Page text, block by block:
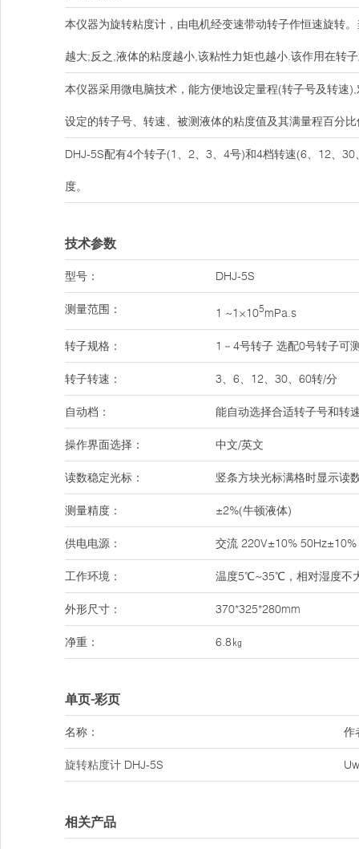
本仪器为旋转粘度计，由电机经变速带动转子作恒速旋转
越大;反之,液体的粘度越小,该粘性力矩也越小.该作用在转
本仪器采用微电脑技术，能方便地设定量程(转子号及转速
设定的转子号、转速、被测液体的粘度值及其满量程百分
DHJ-5S配有4个转子(1、2、3、4号)和4档转速(6、12、
度。
技术参数
型号： DHJ-5S
测量范围： 1 ~1×105mPa.s
转子规格： 1－4号转子 选配0号转子可
转子转速： 3、6、12、30、60转/分
自动档： 能自动选择合适转子号和转
操作界面选择： 中文/英文
读数稳定光标： 竖条方块光标满格时显示读
测量精度： ±2%(牛顿液体)
供电电源： 交流 220V±10% 50Hz±10%
工作环境： 温度5℃~35℃，相对湿度不
外形尺寸： 370*325*280mm
净重： 6.8㎏
单页-彩页
名称： 作
旋转粘度计 DHJ-5S
相关产品